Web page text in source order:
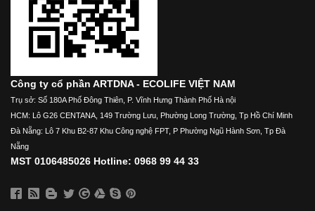
Công ty cổ phần ARTDNA - ECOLIFE VIỆT NAM
Trụ sở: Số 180A Phố Đông Thiên, P. Vĩnh Hưng Thành Phố Hà nội
HCM: Lô G26 CENTANA, 149 Trường Lưu, Phường Long Trường, Tp Hồ Chí Minh
Đà Nẵng: Lô 7 Khu B2-87 Khu Công nghệ FPT, P Phường Ngũ Hành Sơn, Tp Đà
Nẵng
MST 0106485026 Hotline: 0968 99 44 33